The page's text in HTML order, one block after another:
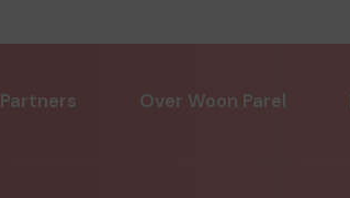
Partners Over Woon Parel